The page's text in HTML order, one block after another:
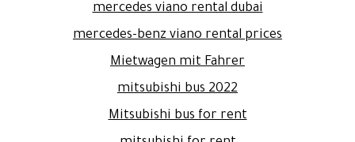
mercedes viano rental dubai
mercedes-benz viano rental prices
Mietwagen mit Fahrer
mitsubishi bus 2022
Mitsubishi bus for rent